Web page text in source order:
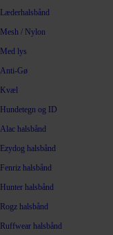
Læderhalsbånd
Mesh / Nylon
Med lys
Anti-Gø
Kvæl
Hundetegn og ID
Alac halsbånd
Ezydog halsbånd
Fenriz halsbånd
Hunter halsbånd
Rogz halsbånd
Ruffwear halsbånd